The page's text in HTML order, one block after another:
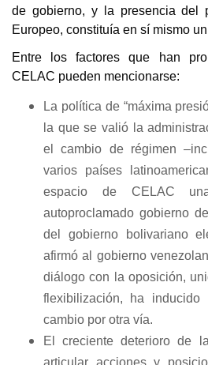
de gobierno, y la presencia del
Europeo, constituía en sí mismo
Entre los factores que han
CELAC pueden mencionarse:
La política de “máxima
la que se valió la
el cambio de régimen
varios países
espacio de CELAC
autoproclamado gobierno
del gobierno bolivariano
afirmó al gobierno
diálogo con la oposición,
flexibilización, ha
cambio por otra vía.
El creciente deterioro de